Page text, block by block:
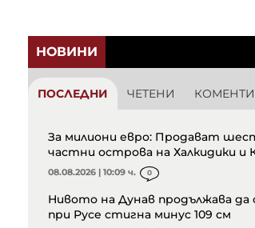
НОВИНИ
ПОСЛЕДНИ ЧЕТЕНИ
За милиони евро: Продават
частни острова на Халкидики и
08.08.2026 | 10:09 ч. 0
Нивото на Дунав продължава да
при Русе стигна минус 109 см